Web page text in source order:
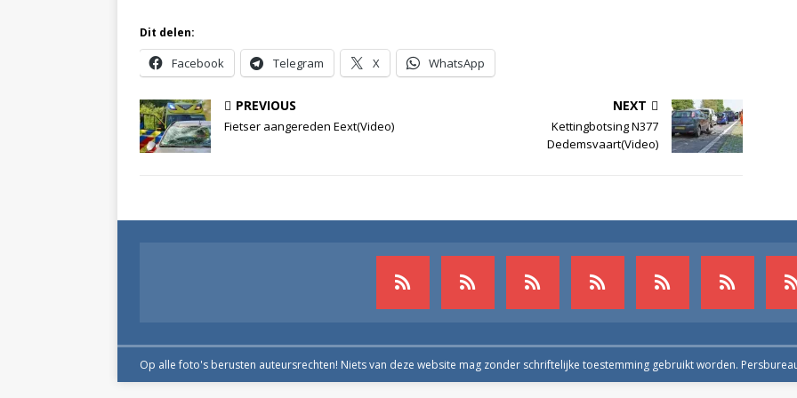
Dit delen:
Facebook Telegram X WhatsApp
PREVIOUS
Fietser aangereden Eext(Video)
NEXT
Kettingbotsing N377
Dedemsvaart(Video)
Op alle foto's berusten auteursrechten! Niets van deze website mag zonder schriftelijke toestemming gebruikt worden.